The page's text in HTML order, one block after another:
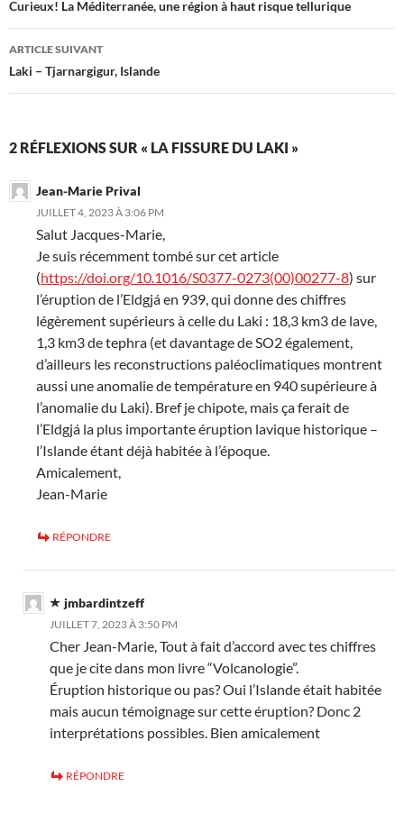
des
articles
Curieux! La Méditerranée, une région à haut risque tellurique
ARTICLE SUIVANT
Laki – Tjarnargigur, Islande
2 RÉFLEXIONS SUR « LA FISSURE DU LAKI »
Jean-Marie Prival
JUILLET 4, 2023 À 3:06 PM
Salut Jacques-Marie,
Je suis récemment tombé sur cet article
(https://doi.org/10.1016/S0377-0273(00)00277-8) sur
l’éruption de l’Eldgjá en 939, qui donne des chiffres
légèrement supérieurs à celle du Laki : 18,3 km3 de lave,
1,3 km3 de tephra (et davantage de SO2 également,
d’ailleurs les reconstructions paléoclimatiques montrent
aussi une anomalie de température en 940 supérieure à
l’anomalie du Laki). Bref je chipote, mais ça ferait de
l’Eldgjá la plus importante éruption lavique historique –
l’Islande étant déjà habitée à l’époque.
Amicalement,
Jean-Marie
RÉPONDRE
jmbardintzeff
JUILLET 7, 2023 À 3:50 PM
Cher Jean-Marie, Tout à fait d’accord avec tes chiffres
que je cite dans mon livre “Volcanologie”.
Éruption historique ou pas? Oui l’Islande était habitée
mais aucun témoignage sur cette éruption? Donc 2
interprétations possibles. Bien amicalement
RÉPONDRE